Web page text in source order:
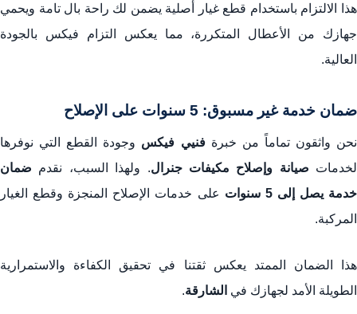
هذا الالتزام باستخدام قطع غيار أصلية يضمن لك راحة بال تامة ويحمي
جهازك من الأعطال المتكررة، مما يعكس التزام فيكس بالجودة
العالية.
ضمان خدمة غير مسبوق: 5 سنوات على الإصلاح
نحن واثقون تماماً من خبرةفنيي فيكس وجودة القطع التي نوفرها
لخدمات صيانة وإصلاح مكيفات جنرال. ولهذا السبب، نقدم ضمان
خدمة يصل إلى 5 سنوات
على خدمات الإصلاح المنجزة وقطع الغيار
المركبة.
هذا الضمان الممتد يعكس ثقتنا في تحقيق الكفاءة والاستمرارية
الطويلة الأمد لجهازك في الشارقة.